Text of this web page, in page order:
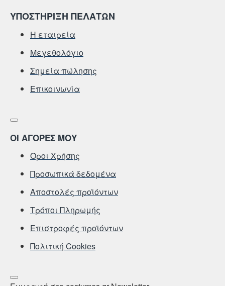
ΥΠΟΣΤΗΡΙΞΗ ΠΕΛΑΤΩΝ
Η εταιρεία
Μεγεθολόγιο
Σημεία πώλησης
Επικοινωνία
ΟΙ ΑΓΟΡΕΣ ΜΟΥ
Όροι Χρήσης
Προσωπικά δεδομένα
Αποστολές προϊόντων
Τρόποι Πληρωμής
Επιστροφές προϊόντων
Πολιτική Cookies